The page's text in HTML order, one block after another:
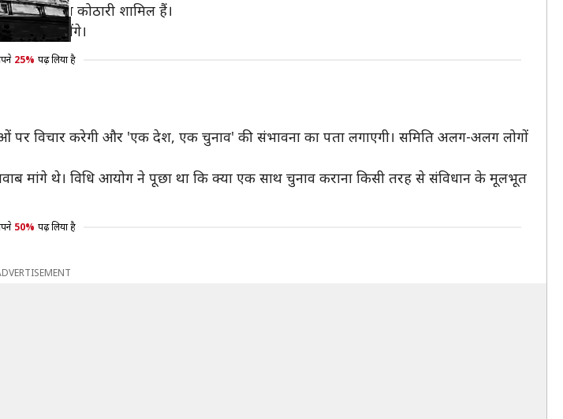
आयुक्त संजय कोठारी शामिल हैं।
के सचिव होंगे।
25% पढ़ लिया है
पर विचार करेगी और 'एक देश, एक चुनाव' की संभावना का पता लगाएगी। समिति अलग-अलग लोगों
मांगे थे। विधि आयोग ने पूछा था कि क्या एक साथ चुनाव कराना किसी तरह से संविधान के मूलभूत
50% पढ़ लिया है